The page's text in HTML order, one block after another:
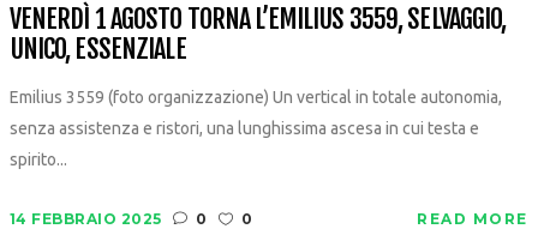
VENERDÌ 1 AGOSTO TORNA L’EMILIUS 3559, SELVAGGIO,
UNICO, ESSENZIALE
Emilius 3559 (foto organizzazione) Un vertical in totale autonomia,
senza assistenza e ristori, una lunghissima ascesa in cui testa e
spirito...
14 FEBBRAIO 2025 0 0 READ MORE